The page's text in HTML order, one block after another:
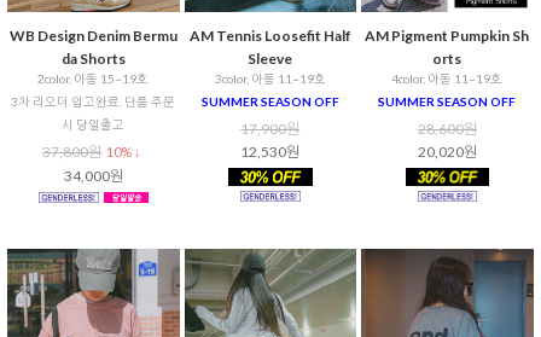
WB Design Denim Bermu
da Shorts
2color, 아동 15~19호
3차 리오더 입고완료. 단품 주문
시 당일출고
37,800원 10% ↓
34,000원
AM Tennis Loosefit Half
Sleeve
3color, 아동 11~19호
SUMMER SEASON OFF
17,900원
12,530원
AM Pigment Pumpkin Sh
orts
4color, 아동 11~19호
SUMMER SEASON OFF
28,600원
20,020원